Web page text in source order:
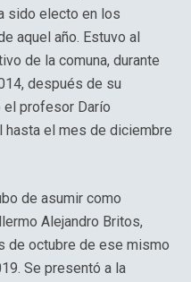
sido electo en los
aquel año. Estuvo al
de la comuna, durante
después de su
el profesor Darío
hasta el mes de diciembre
de asumir como
Alejandro Britos,
de octubre de ese mismo
Se presentó a la